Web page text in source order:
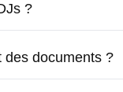
?
des documents ?